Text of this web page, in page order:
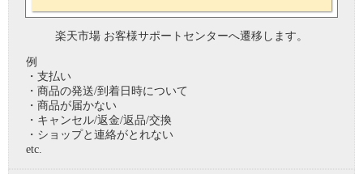
楽天市場 お客様サポートセンターへ遷移します。
例
・支払い
・商品の発送/到着日時について
・商品が届かない
・キャンセル/返金/返品/交換
・ショップと連絡がとれない
etc.